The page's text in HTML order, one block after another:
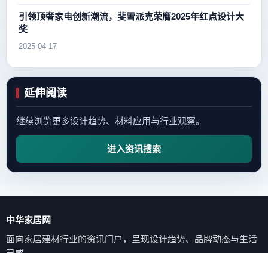
引领顶奢家电创新潮流，斐雪派克荣膺2025年红点设计大
奖
2025-04-17
延伸阅读
继续浏览更多设计趋势、材料应用与行业观察。
进入资讯搜索
中华家居网
面向家居建材行业的资讯门户，呈现设计趋势、品牌动态与生活